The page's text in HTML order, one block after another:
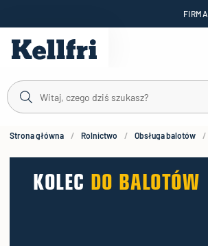
FIRMA
Strona główna Rolnictwo Obsługa balotów
KOLEC DO BALOTÓW